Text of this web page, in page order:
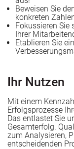
Beweisen Sie
konkreten
Fokussieren Sie
Ihrer
Etablieren Sie
Ihr Nutzen
Mit einem
Erfolgsprozesse
Das entlastet Sie
Gesamterfolg.
zum Analysieren,
entscheidenden